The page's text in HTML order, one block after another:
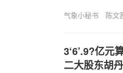
气象小秘书 陈文
3‘6’.9?亿元
二大股东胡